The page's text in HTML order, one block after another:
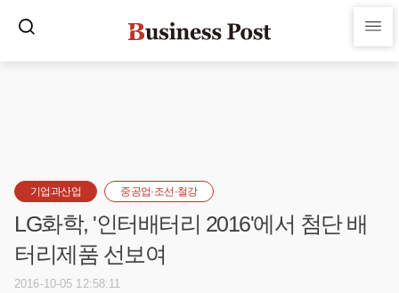
기업과산업 중공업·조선·철강
LG화학, '인터배터리 2016'에서 첨단 배
터리제품 선보여
2016-10-05 12:58:11